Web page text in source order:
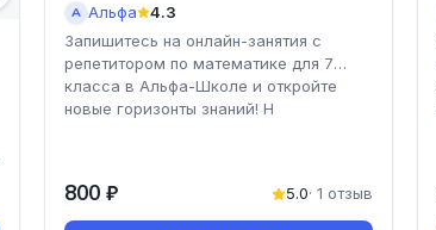
А Альфа
4.3
Запишитесь на онлайн-занятия с
репетитором по математике для 7
класса в Альфа-Школе и откройте
новые горизонты знаний! Н
800 ₽ 5.0· 1 отзыв